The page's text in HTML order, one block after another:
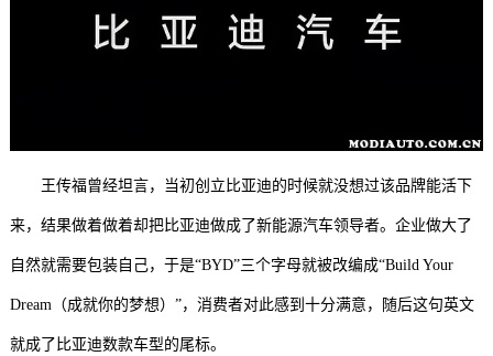
王传福曾经坦言，当初创立比亚迪的时候就没想过该品牌能活下
来，结果做着做着却把比亚迪做成了新能源汽车领导者。企业做大了
自然就需要包装自己，于是“BYD”三个字母就被改编成“Build Your
Dream（成就你的梦想）”，消费者对此感到十分满意，随后这句英文
就成了比亚迪数款车型的尾标。